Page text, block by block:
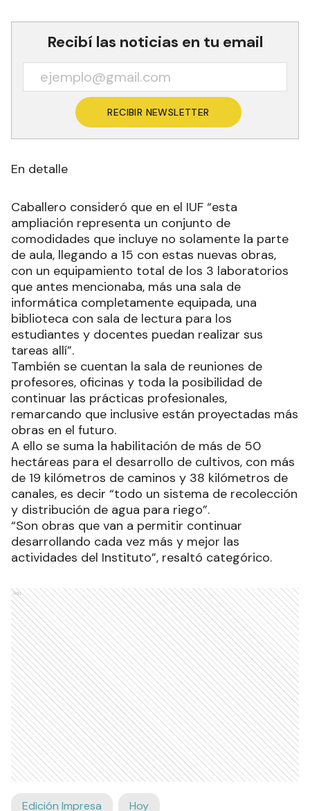
Recibí las noticias en tu email
RECIBIR NEWSLETTER
En detalle
Caballero consideró que en el IUF “esta
ampliación representa un conjunto de
comodidades que incluye no solamente la parte
de aula, llegando a 15 con estas nuevas obras,
con un equipamiento total de los 3 laboratorios
que antes mencionaba, más una sala de
informática completamente equipada, una
biblioteca con sala de lectura para los
estudiantes y docentes puedan realizar sus
tareas allí”.
También se cuentan la sala de reuniones de
profesores, oficinas y toda la posibilidad de
continuar las prácticas profesionales,
remarcando que inclusive están proyectadas más
obras en el futuro.
A ello se suma la habilitación de más de 50
hectáreas para el desarrollo de cultivos, con más
de 19 kilómetros de caminos y 38 kilómetros de
canales, es decir “todo un sistema de recolección
y distribución de agua para riego”.
“Son obras que van a permitir continuar
desarrollando cada vez más y mejor las
actividades del Instituto”, resaltó categórico.
Ads
Edición Impresa Hoy